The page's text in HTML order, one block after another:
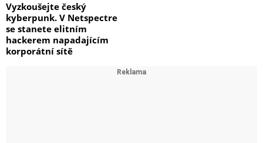
Vyzkoušejte český
kyberpunk. V Netspectre
se stanete elitním
hackerem napadajícím
korporátní sítě